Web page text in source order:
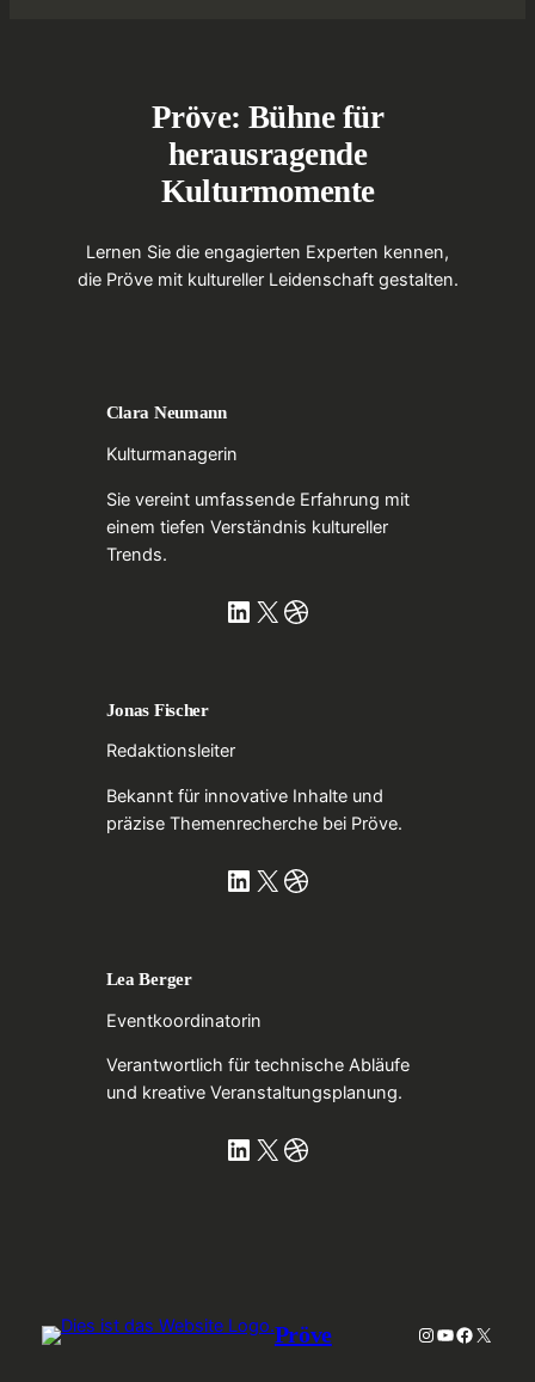
Pröve: Bühne für
herausragende
Kulturmomente
Lernen Sie die engagierten Experten kennen,
die Pröve mit kultureller Leidenschaft gestalten.
Clara Neumann
Kulturmanagerin
Sie vereint umfassende Erfahrung mit
einem tiefen Verständnis kultureller
Trends.
LinkedIn X Dribbble
Jonas Fischer
Redaktionsleiter
Bekannt für innovative Inhalte und
präzise Themenrecherche bei Pröve.
LinkedIn X Dribbble
Lea Berger
Eventkoordinatorin
Verantwortlich für technische Abläufe
und kreative Veranstaltungsplanung.
LinkedIn X Dribbble
Pröve Instagram
YouTube
X